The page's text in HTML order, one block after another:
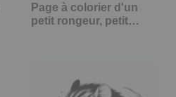
Page à colorier d'un
petit rongeur, petit…